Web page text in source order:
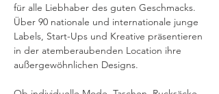
für alle Liebhaber des guten Geschmacks.
Über 90 nationale und internationale junge
Labels, Start-Ups und Kreative präsentieren
in der atemberaubenden Location ihre
außergewöhnlichen Designs.